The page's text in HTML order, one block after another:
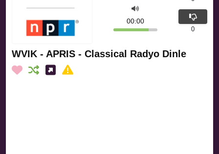
WVIK - APRIS - Classical Radyo Dinle
00:00
0